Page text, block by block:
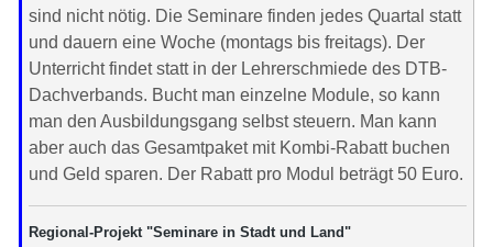
sind nicht nötig. Die Seminare finden jedes Quartal statt
und dauern eine Woche (montags bis freitags). Der
Unterricht findet statt in der Lehrerschmiede des DTB-
Dachverbands. Bucht man einzelne Module, so kann
man den Ausbildungsgang selbst steuern. Man kann
aber auch das Gesamtpaket mit Kombi-Rabatt buchen
und Geld sparen. Der Rabatt pro Modul beträgt 50 Euro.
Regional-Projekt "Seminare in Stadt und Land"